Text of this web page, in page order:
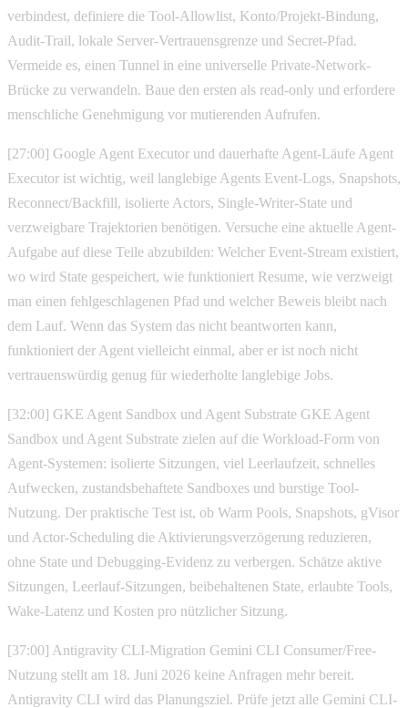
verbindest, definiere die Tool-Allowlist, Konto/Projekt-Bindung,
Audit-Trail, lokale Server-Vertrauensgrenze und Secret-Pfad.
Vermeide es, einen Tunnel in eine universelle Private-Network-
Brücke zu verwandeln. Baue den ersten als read-only und erfordere
menschliche Genehmigung vor mutierenden Aufrufen.
[27:00] Google Agent Executor und dauerhafte Agent-Läufe Agent
Executor ist wichtig, weil langlebige Agents Event-Logs, Snapshots,
Reconnect/Backfill, isolierte Actors, Single-Writer-State und
verzweigbare Trajektorien benötigen. Versuche eine aktuelle Agent-
Aufgabe auf diese Teile abzubilden: Welcher Event-Stream existiert,
wo wird State gespeichert, wie funktioniert Resume, wie verzweigt
man einen fehlgeschlagenen Pfad und welcher Beweis bleibt nach
dem Lauf. Wenn das System das nicht beantworten kann,
funktioniert der Agent vielleicht einmal, aber er ist noch nicht
vertrauenswürdig genug für wiederholte langlebige Jobs.
[32:00] GKE Agent Sandbox und Agent Substrate GKE Agent
Sandbox und Agent Substrate zielen auf die Workload-Form von
Agent-Systemen: isolierte Sitzungen, viel Leerlaufzeit, schnelles
Aufwecken, zustandsbehaftete Sandboxes und burstige Tool-
Nutzung. Der praktische Test ist, ob Warm Pools, Snapshots, gVisor
und Actor-Scheduling die Aktivierungsverzögerung reduzieren,
ohne State und Debugging-Evidenz zu verbergen. Schätze aktive
Sitzungen, Leerlauf-Sitzungen, beibehaltenen State, erlaubte Tools,
Wake-Latenz und Kosten pro nützlicher Sitzung.
[37:00] Antigravity CLI-Migration Gemini CLI Consumer/Free-
Nutzung stellt am 18. Juni 2026 keine Anfragen mehr bereit.
Antigravity CLI wird das Planungsziel. Prüfe jetzt alle Gemini CLI-